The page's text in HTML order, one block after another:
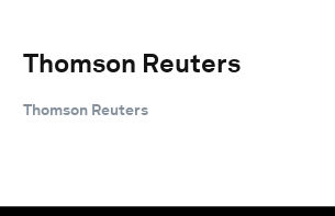
Thomson Reuters
Thomson Reuters